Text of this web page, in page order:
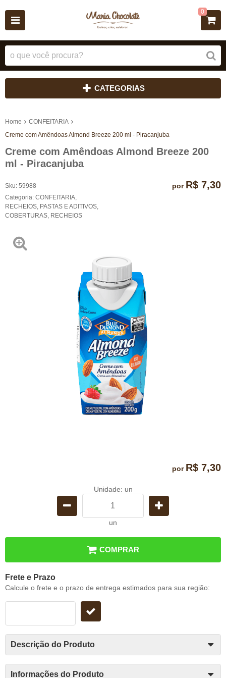
0
CATEGORIAS
Home
CONFEITARIA
Creme com Amêndoas Almond Breeze 200 ml - Piracanjuba
Creme com Amêndoas Almond Breeze 200
ml - Piracanjuba
Sku: 59988
Categoria: CONFEITARIA
RECHEIOS, PASTAS E ADITIVOS
COBERTURAS RECHEIOS
por R$ 7,30
por R$ 7,30
Unidade: un
un
COMPRAR
Frete e Prazo
Calcule o frete e o prazo de entrega estimados para sua região:
Descrição do Produto
Informações do Produto